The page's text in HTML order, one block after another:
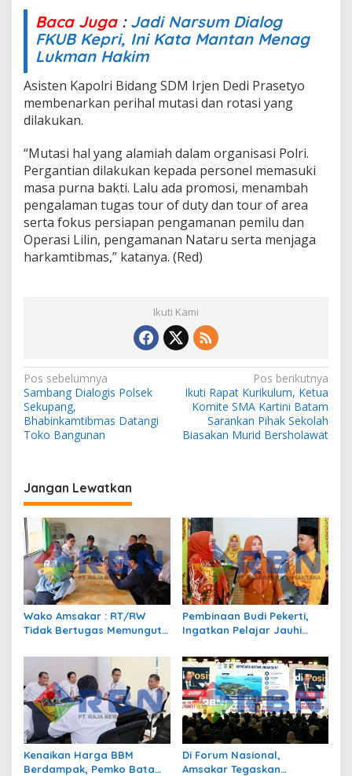
Baca Juga: Jadi Narsum Dialog
FKUB Kepri, Ini Kata Mantan Menag
Lukman Hakim
Asisten Kapolri Bidang SDM Irjen Dedi Prasetyo
membenarkan perihal mutasi dan rotasi yang
dilakukan.
“Mutasi hal yang alamiah dalam organisasi Polri.
Pergantian dilakukan kepada personel memasuki
masa purna bakti. Lalu ada promosi, menambah
pengalaman tugas tour of duty dan tour of area
serta fokus persiapan pengamanan pemilu dan
Operasi Lilin, pengamanan Nataru serta menjaga
harkamtibmas,” katanya. (Red)
Ikuti Kami
N
a
v
a
s
i
p
o
s
Pos sebelumnya
Sambang Dialogis Polsek
Sekupang,
Bhabinkamtibmas Datangi
Toko Bangunan
Pos berikutnya
Ikuti Rapat Kurikulum, Ketua
Komite SMA Kartini Batam
Sarankan Pihak Sekolah
Biasakan Murid Bersholawat
Jangan Lewatkan
Wako Amsakar : RT/RW
Tidak Bertugas Memungut
Pembinaan Budi Pekerti,
Ingatkan Pelajar Jauhi
Bermedia Sosial
Kenaikan Harga BBM
Berdampak, Pemko Batam
Di Forum Nasional,
Amsakar Tegaskan